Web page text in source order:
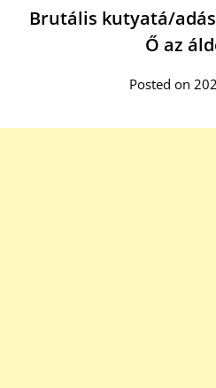
Brutális kutyatá/
Ő az
Posted on